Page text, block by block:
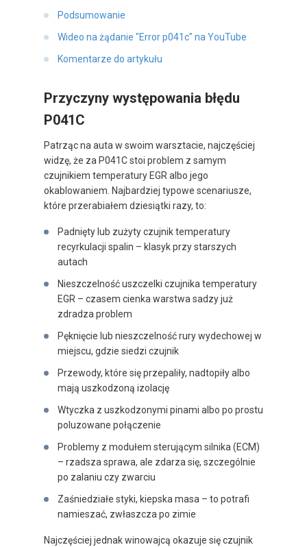
Podsumowanie
Wideo na żądanie "Error p041c" na YouTube
Komentarze do artykułu
Przyczyny występowania błędu
P041C
Patrząc na auta w swoim warsztacie, najczęściej
widzę, że za P041C stoi problem z samym
czujnikiem temperatury EGR albo jego
okablowaniem. Najbardziej typowe scenariusze,
które przerabiałem dziesiątki razy, to:
Padnięty lub zużyty czujnik temperatury
recyrkulacji spalin – klasyk przy starszych
autach
Nieszczelność uszczelki czujnika temperatury
EGR – czasem cienka warstwa sadzy już
zdradza problem
Pęknięcie lub nieszczelność rury wydechowej w
miejscu, gdzie siedzi czujnik
Przewody, które się przepaliły, nadtopiły albo
mają uszkodzoną izolację
Wtyczka z uszkodzonymi pinami albo po prostu
poluzowane połączenie
Problemy z modułem sterującym silnika (ECM)
– rzadsza sprawa, ale zdarza się, szczególnie
po zalaniu czy zwarciu
Zaśniedziałe styki, kiepska masa – to potrafi
namieszać, zwłaszcza po zimie
Najczęściej jednak winowajcą okazuje się czujnik